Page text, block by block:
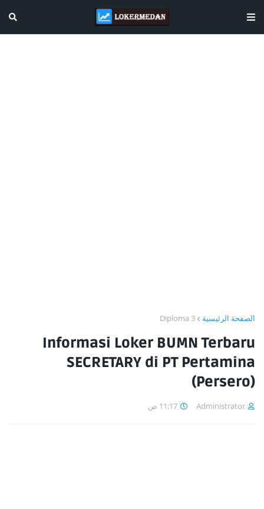
الصفحة الرئيسية Diploma 3
Informasi Loker BUMN Terbaru
SECRETARY di PT Pertamina
(Persero)
Administrator 11:17 ص